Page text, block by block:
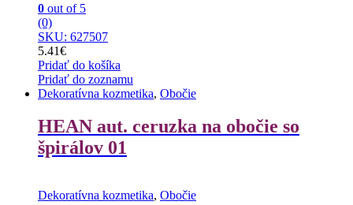
0 out of 5
(0)
SKU: 627507
5.41€
Pridať do košíka
Pridať do zoznamu
Dekoratívna kozmetika, Obočie
HEAN aut. ceruzka na obočie so
špirálov 01
Dekoratívna kozmetika, Obočie